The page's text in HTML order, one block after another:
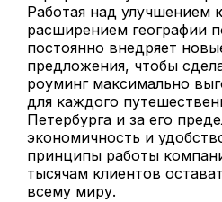
Работая над улучшением
расширением географии
постоянно внедряет
предложения, чтобы
роуминг максимально
для каждого
Петербурга и за его
экономичность и
принципы работы
тысячам клиентов
всему миру.